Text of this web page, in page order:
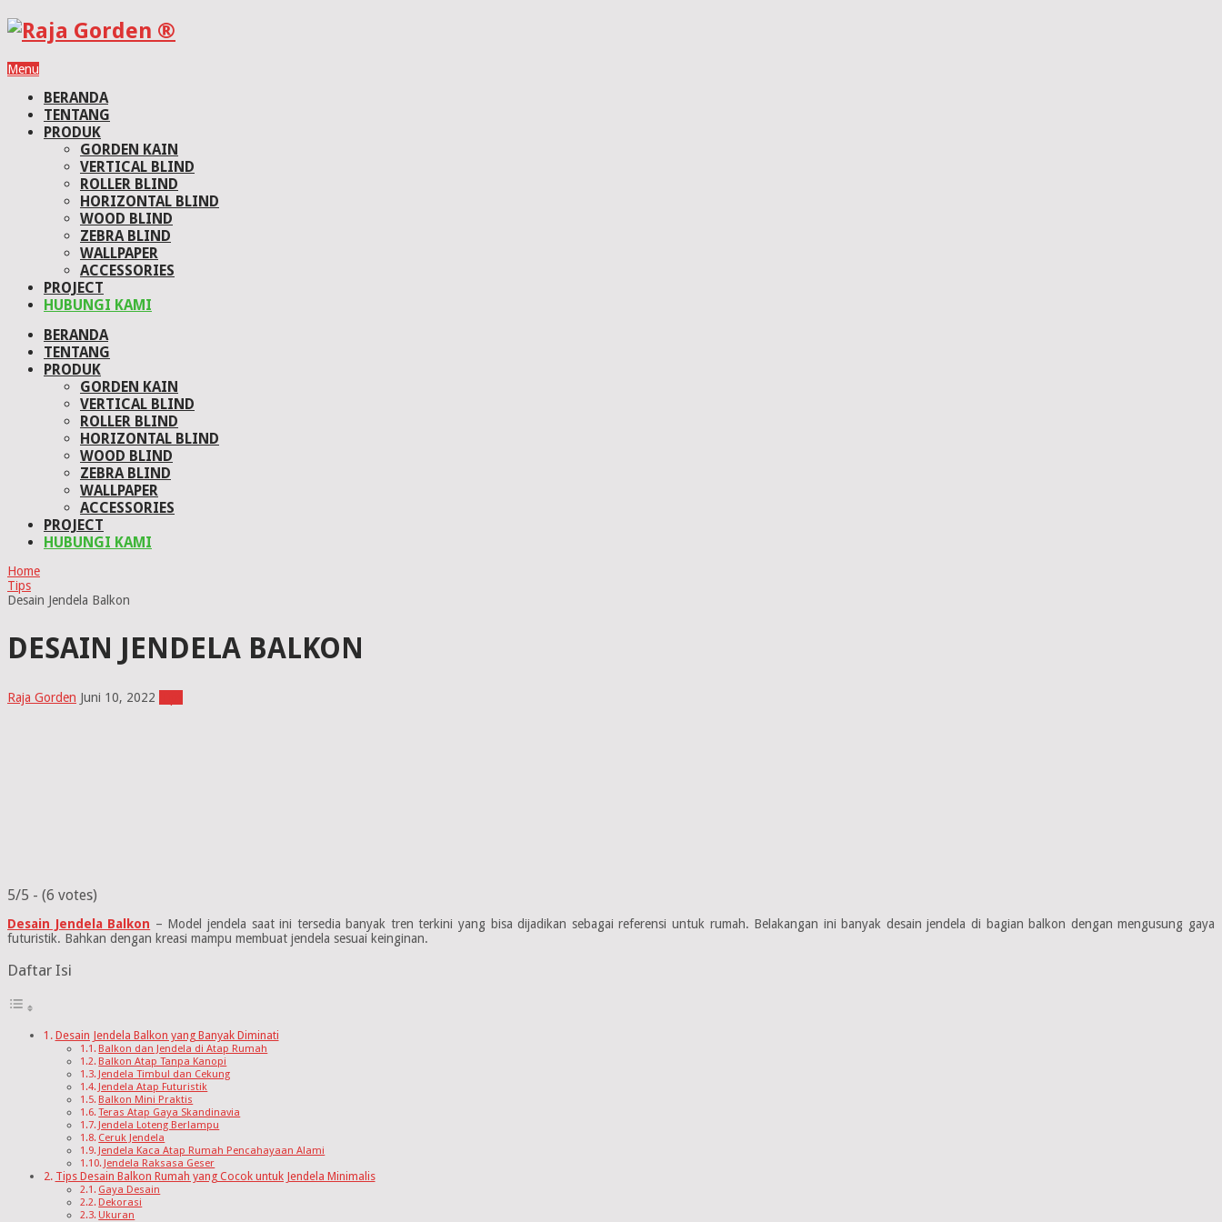
Menu
BERANDA
TENTANG
PRODUK
GORDEN KAIN
VERTICAL BLIND
ROLLER BLIND
HORIZONTAL BLIND
WOOD BLIND
ZEBRA BLIND
WALLPAPER
ACCESSORIES
PROJECT
HUBUNGI KAMI
BERANDA
TENTANG
PRODUK
GORDEN KAIN
VERTICAL BLIND
ROLLER BLIND
HORIZONTAL BLIND
WOOD BLIND
ZEBRA BLIND
WALLPAPER
ACCESSORIES
PROJECT
HUBUNGI KAMI
Home
Tips
Desain Jendela Balkon
DESAIN JENDELA BALKON
Raja Gorden Juni 10, 2022
5/5 - (6 votes)
Desain Jendela Balkon – Model jendela saat ini tersedia banyak tren terkini yang bisa dijadikan sebagai referensi untuk rumah. Belakangan ini banyak desain jendela di bagian balkon dengan mengusung gaya
futuristik. Bahkan dengan kreasi mampu membuat jendela sesuai keinginan.
Daftar Isi
Desain Jendela Balkon yang Banyak Diminati
Balkon dan Jendela di Atap Rumah
Balkon Atap Tanpa Kanopi
Jendela Timbul dan Cekung
Jendela Atap Futuristik
Balkon Mini Praktis
Teras Atap Gaya Skandinavia
Jendela Loteng Berlampu
Ceruk Jendela
Jendela Kaca Atap Rumah Pencahayaan Alami
Jendela Raksasa Geser
Tips Desain Balkon Rumah yang Cocok untuk Jendela Minimalis
Gaya Desain
Dekorasi
Ukuran